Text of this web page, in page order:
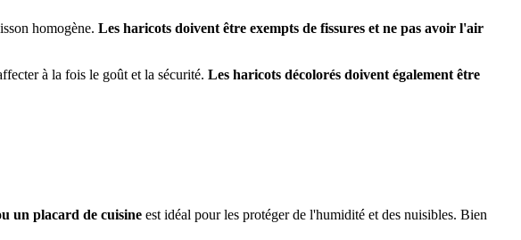
homogène. Les haricots doivent être exempts de fissures et ne pas avoir l'air
à la fois le goût et la sécurité. Les haricots décolorés doivent également être
un placard de cuisine est idéal pour les protéger de l'humidité et des nuisibles. Bien